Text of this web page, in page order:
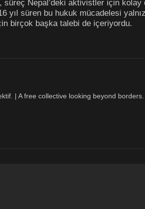
süreç Nepal’deki aktivistler için kolay
yıl süren bu hukuk mücadelesi
birçok başka talebi de içeriyordu.
| A free collective looking beyond borders.